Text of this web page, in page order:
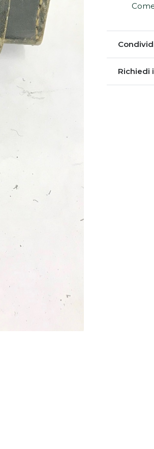
Richiedi